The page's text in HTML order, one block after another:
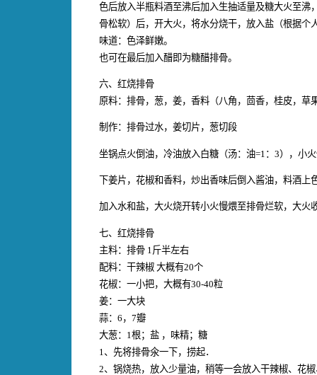
色后放入半瓶料酒至沸后加入生抽适量及糖大火至
骨松软）后，开大火，将水分烧干，放入盐（根据个
味道：色泽鲜嫩。
也可在最后加入醋即为糖醋排骨。
六、红烧排骨
原料：排骨，葱，姜，香料（八角，茴香，桂皮，
制作：排骨过水，姜切片，葱切段
坐锅点火倒油，冷油放入白糖（汤：油=1：3），小
下姜片，花椒和香料，炒出香味后倒入酱油，料酒上
加入水和盐，大火烧开转小火慢煨至排骨烂软，大火
七、红烧排骨
主料：排骨 1斤半左右
配料：干辣椒 大概有20个
花椒：一小把，大概有30-40粒
姜：一大块
蒜：6，7瓣
大葱：1根；盐 ，味精；糖
1、先将排骨氽一下，捞起．
2、锅烧热，放入少量油，稍等一会放入干辣椒、花